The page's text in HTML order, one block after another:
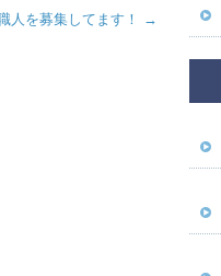
人を募集してます！ →